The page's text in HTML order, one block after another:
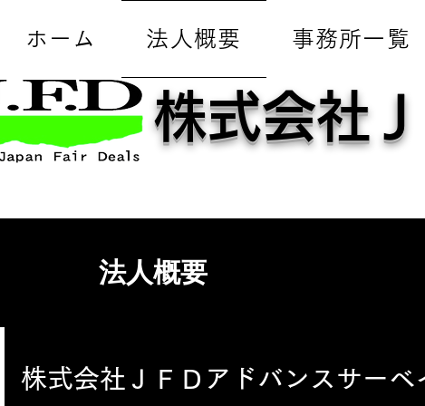
ホーム 法人概要 事務所一覧
株式会社
​法人概要
株式会社ＪＦＤアドバンスサーベ